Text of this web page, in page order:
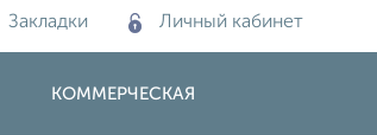
Закладки Личный кабинет
КОММЕРЧЕСКАЯ